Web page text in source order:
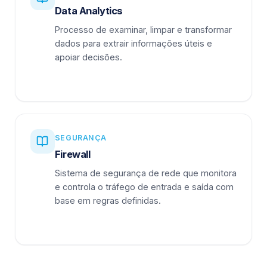
Data Analytics
Processo de examinar, limpar e transformar
dados para extrair informações úteis e
apoiar decisões.
SEGURANÇA
Firewall
Sistema de segurança de rede que monitora
e controla o tráfego de entrada e saída com
base em regras definidas.